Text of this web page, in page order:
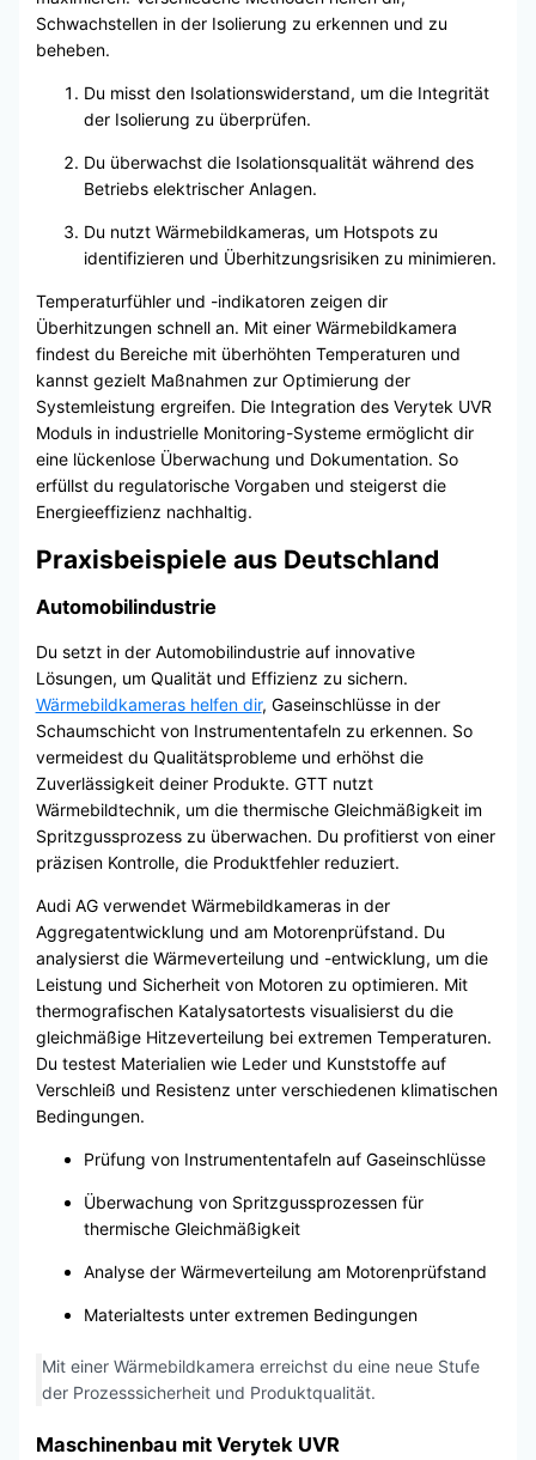
Schwachstellen in der Isolierung zu erkennen und zu
beheben.
Du misst den Isolationswiderstand, um die Integrität
der Isolierung zu überprüfen.
Du überwachst die Isolationsqualität während des
Betriebs elektrischer Anlagen.
Du nutzt Wärmebildkameras, um Hotspots zu
identifizieren und Überhitzungsrisiken zu minimieren.
Temperaturfühler und -indikatoren zeigen dir
Überhitzungen schnell an. Mit einer Wärmebildkamera
findest du Bereiche mit überhöhten Temperaturen und
kannst gezielt Maßnahmen zur Optimierung der
Systemleistung ergreifen. Die Integration des Verytek UVR
Moduls in industrielle Monitoring-Systeme ermöglicht dir
eine lückenlose Überwachung und Dokumentation. So
erfüllst du regulatorische Vorgaben und steigerst die
Energieeffizienz nachhaltig.
Praxisbeispiele aus Deutschland
Automobilindustrie
Du setzt in der Automobilindustrie auf innovative
Lösungen, um Qualität und Effizienz zu sichern.
Wärmebildkameras helfen dir, Gaseinschlüsse in der
Schaumschicht von Instrumententafeln zu erkennen. So
vermeidest du Qualitätsprobleme und erhöhst die
Zuverlässigkeit deiner Produkte. GTT nutzt
Wärmebildtechnik, um die thermische Gleichmäßigkeit im
Spritzgussprozess zu überwachen. Du profitierst von einer
präzisen Kontrolle, die Produktfehler reduziert.
Audi AG verwendet Wärmebildkameras in der
Aggregatentwicklung und am Motorenprüfstand. Du
analysierst die Wärmeverteilung und -entwicklung, um die
Leistung und Sicherheit von Motoren zu optimieren. Mit
thermografischen Katalysatortests visualisierst du die
gleichmäßige Hitzeverteilung bei extremen Temperaturen.
Du testest Materialien wie Leder und Kunststoffe auf
Verschleiß und Resistenz unter verschiedenen klimatischen
Bedingungen.
Prüfung von Instrumententafeln auf Gaseinschlüsse
Überwachung von Spritzgussprozessen für
thermische Gleichmäßigkeit
Analyse der Wärmeverteilung am Motorenprüfstand
Materialtests unter extremen Bedingungen
Mit einer Wärmebildkamera erreichst du eine neue Stufe
der Prozesssicherheit und Produktqualität.
Maschinenbau mit Verytek UVR